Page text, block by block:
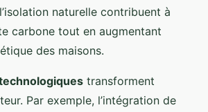
naturelle contribuent à
carbone tout en augmentant
des maisons.
transforment
Par exemple, l’intégration de